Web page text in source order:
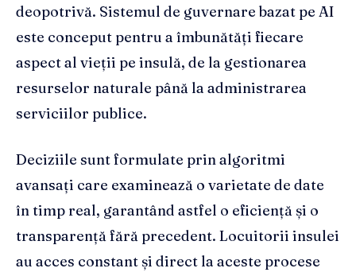
deopotrivă. Sistemul de guvernare bazat pe AI
este conceput pentru a îmbunătăți fiecare
aspect al vieții pe insulă, de la gestionarea
resurselor naturale până la administrarea
serviciilor publice.
Deciziile sunt formulate prin algoritmi
avansați care examinează o varietate de date
în timp real, garantând astfel o eficiență și o
transparență fără precedent. Locuitorii insulei
au acces constant și direct la aceste procese